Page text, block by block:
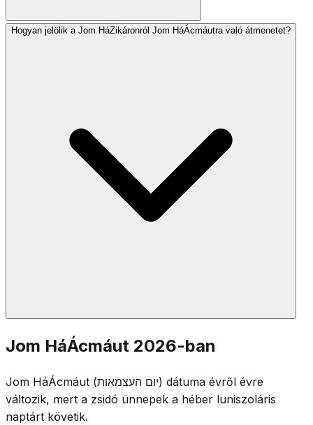
Hogyan jelölik a Jom HáZikáronról Jom HáÁcmáutra való átmenetet?
Jom HáZikáron estéjén, sötétedéskor a Herzl-hegyen
tartott szertartás jelzi az átmenetet. Az emlékfáklyák
kialszanak és megkezdődik az ünneplés – a gyásztól az
örömig egyetlen este alatt, hangsúlyozva a
függetlenségért fizetett árat.
Jom HáÁcmáut 2026-ban
Jom HáÁcmáut (יום העצמאות) dátuma évről évre
változik, mert a zsidó ünnepek a héber luniszoláris
naptárt követik.